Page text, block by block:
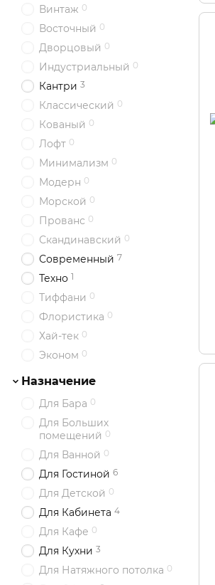
Винтаж 0
Восточный 0
Дворцовый 0
Индустриальный 0
Кантри 3
Классический 0
Кованый 0
Лофт 0
Минимализм 0
Модерн 0
Морской 0
Прованс 0
Скандинавский 0
Современный 7
Техно 1
Тиффани 0
Флористика 0
Хай-тек 0
Эконом 0
Назначение
Для Бара 0
Для Больших
помещений 0
Для Ванной 0
Для Гостиной 6
Для Детской 0
Для Кабинета 4
Для Кафе 0
Для Кухни 3
Для Натяжного потолка 0